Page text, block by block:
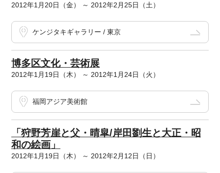
2012年1月20日（金） ～ 2012年2月25日（土）
ケンジタキギャラリー / 東京
博多区文化・芸術展
2012年1月19日（木） ～ 2012年1月24日（火）
福岡アジア美術館
「狩野芳崖と父・晴皐/岸田劉生と大正・昭
和の絵画」
2012年1月19日（木） ～ 2012年2月12日（日）